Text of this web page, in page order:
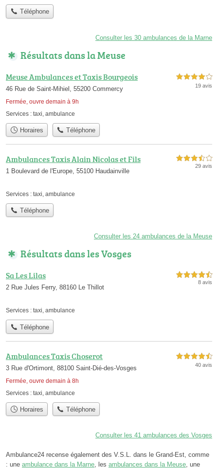
Téléphone
Consulter les 30 ambulances de la Marne
Résultats dans la Meuse
Meuse Ambulances et Taxis Bourgeois
46 Rue de Saint-Mihiel, 55200 Commercy
Fermée, ouvre demain à 9h
4,0 étoiles sur 5
19 avis
Services : taxi ambulance
Horaires Téléphone
Ambulances Taxis Alain Nicolas et Fils
1 Boulevard de l'Europe, 55100 Haudainville
3,5 étoiles sur 5
29 avis
Services : taxi, ambulance
Téléphone
Consulter les 24 ambulances de la Meuse
Résultats dans les Vosges
Sa Les Lilas
2 Rue Jules Ferry, 88160 Le Thillot
4,5 étoiles sur 5
8 avis
Services : taxi, ambulance
Téléphone
Ambulances Taxis Choserot
3 Rue d'Ortimont, 88100 Saint-Dié-des-Vosges
Fermée, ouvre demain à 8h
4,5 étoiles sur 5
40 avis
Services : taxi ambulance
Horaires Téléphone
Consulter les 41 ambulances des Vosges
Ambulance24 recense également des V.S.L. dans le Grand-Est, comme
: une ambulance dans la Marne, les ambulances dans la Meuse, une